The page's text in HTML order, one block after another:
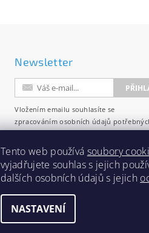
Newsletter
Vložením emailu souhlasíte se
zpracováním osobních údajů
Tento web používá soubory
vyjadřujete souhlas s jejich
dalších osobních údajů s jejich
NASTAVENÍ